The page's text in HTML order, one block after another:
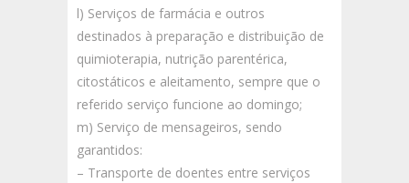
l) Serviços de farmácia e outros
destinados à preparação e distribuição de
quimioterapia, nutrição parentérica,
citostáticos e aleitamento, sempre que o
referido serviço funcione ao domingo;
m) Serviço de mensageiros, sendo
garantidos:
– Transporte de doentes entre serviços